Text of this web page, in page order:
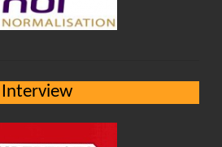
Interview